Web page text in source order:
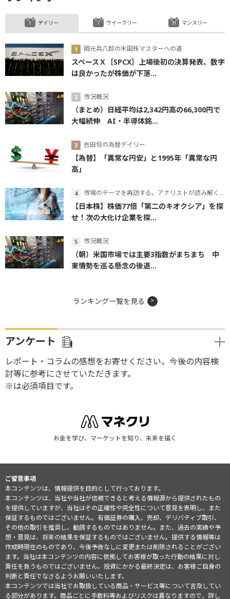
デイリー
岡元兵八郎の米国株マスターへの道
スペースＸ［SPCX］上場後初の決算発表、数字
は良かったが株価が下落...
市況概況
（まとめ）日経平均は2,342円高の66,300円で
大幅続伸 AI・半導体銘...
吉田恒の為替デイリー
【為替】「異常な円安」と1995年「異常な円
高」
市場のテーマを再訪する。アナリストが読み解くテーマの本質
【日本株】株価77倍「第二のキオクシア」を探
せ！次の大化け企業を探...
市況概況
（朝）米国市場では主要3指数がまちまち 中
東情勢を巡る懸念の後退...
ウイークリー マンスリー
ランキング一覧を見る
アンケート
レポート・コラムの感想をお寄せください。今後の内容検
討等に参考にさせていただきます。
※は必須項目です。
お金を学び、マーケットを知り、未来を描く
ご留意事項
本コンテンツは、情報提供を目的として行っております。
本コンテンツは、当社や当社が信頼できると考える情報源から提供されたもの
を提供していますが、当社はその正確性や完全性について意見を表明し、また
保証するものではございません。有価証券の購入、売却、デリバティブ取引、
その他の取引を推奨し、勧誘するものではありません。また、過去の実績や予
想・意見は、将来の結果を保証するものではございません。提供する情報等は
作成時現在のものであり、今後予告なしに変更または削除されることがござい
ます。当社は本コンテンツの内容に依拠してお客様が取った行動の結果に対し
責任を負うものではございません。投資にかかる最終決定は、お客様ご自身の
判断と責任でなさるようお願いいたします。
本コンテンツでは当社でお取扱している商品・サービス等について言及してい
る部分があります。商品ごとに手数料等およびリスクは異なりますので、詳し